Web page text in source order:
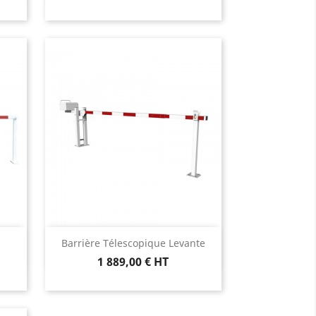
Barrière Télescopique Levante
1 889,00 € HT
Aperçu rapide